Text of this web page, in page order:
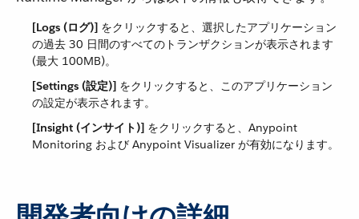
[Logs (ログ)] ​ をクリックすると、選択したアプリケーション
の過去 30 日間のすべてのトランザクションが表示されます
(最大 100MB)。
[Settings (設定)] ​ をクリックすると、このアプリケーション
の設定が表示されます。
[Insight (インサイト)] ​ をクリックすると、Anypoint
Monitoring および Anypoint Visualizer が有効になります。